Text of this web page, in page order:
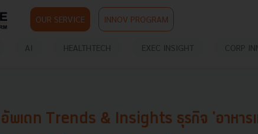
OUR SERVICE INNOV PROGRAM
AI HEALTHTECH EXEC INSIGHT CORP
อัพเดท Trends & Insights ธุรกิจ 'อาหาร